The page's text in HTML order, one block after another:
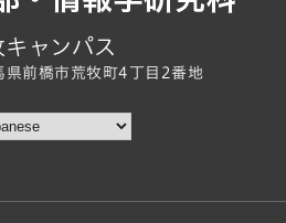
ャンパス
前橋市荒牧町4丁目2番地